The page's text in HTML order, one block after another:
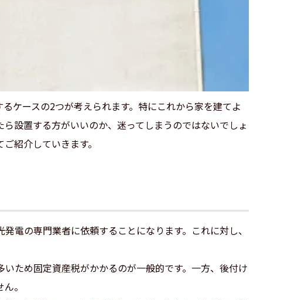
ケースの2つが考えられます。特にこれから家を建てよ
設置する方がいいのか、迷ってしまうのではないでしょ
紹介していきます。
電の専門業者に依頼することになります。これに対し、
ため固定資産税がかかるのが一般的です。一方、後付け
。